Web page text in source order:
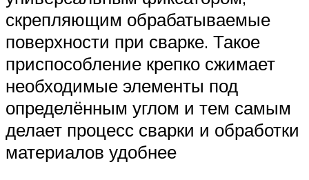
скрепляющим обрабатываемые
поверхности при сварке. Такое
приспособление крепко сжимает
необходимые элементы под
определённым углом и тем самым
делает процесс сварки и обработки
материалов удобнее